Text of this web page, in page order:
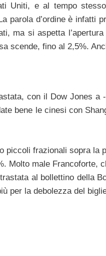
Uniti, e al tempo
parola d’ordine è infatti
ma si aspetta
scende, fino al 2,5%.
con il Dow Jones
bene le cinesi con
piccoli frazionali sopra la
Molto male Francoforte,
al bollettino della
per la debolezza del